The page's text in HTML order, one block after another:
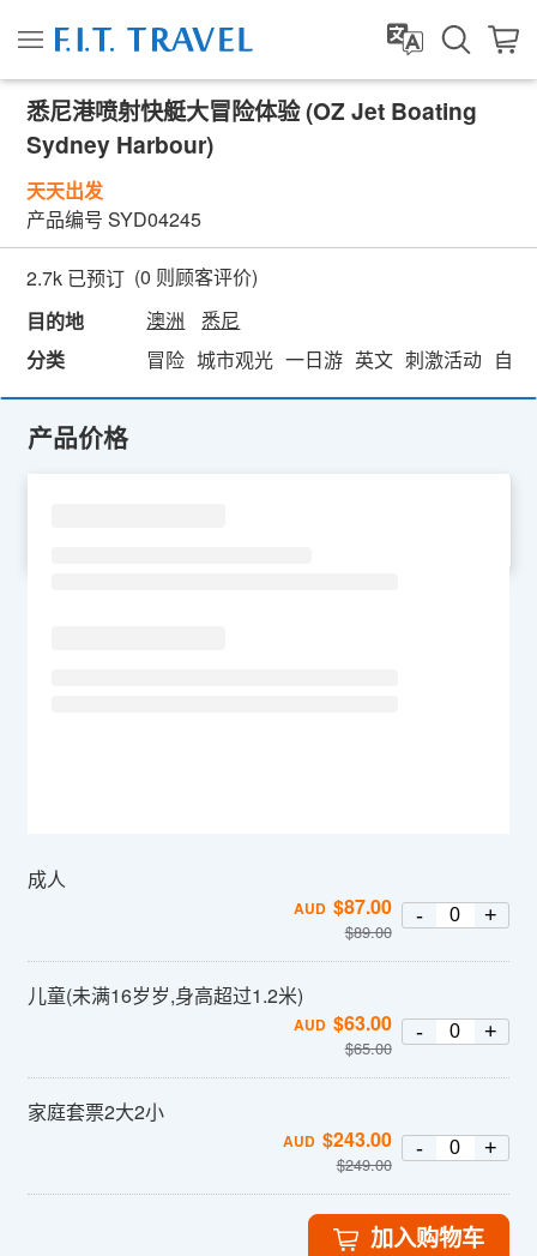
悉尼港喷射快艇大冒险体验 (OZ Jet Boating
Sydney Harbour)
天天出发
产品编号 SYD04245
2.7k 已预订 (0 则顾客评价)
目的地
澳洲
悉尼
分类
冒险 城市观光 一日游 英文 刺激活动 自
产品价格
成人
AUD $87.00
$89.00
- +
儿童(未满16岁岁,身高超过1.2米)
AUD $63.00
$65.00
- +
家庭套票2大2小
AUD $243.00
$249.00
- +
加入购物车